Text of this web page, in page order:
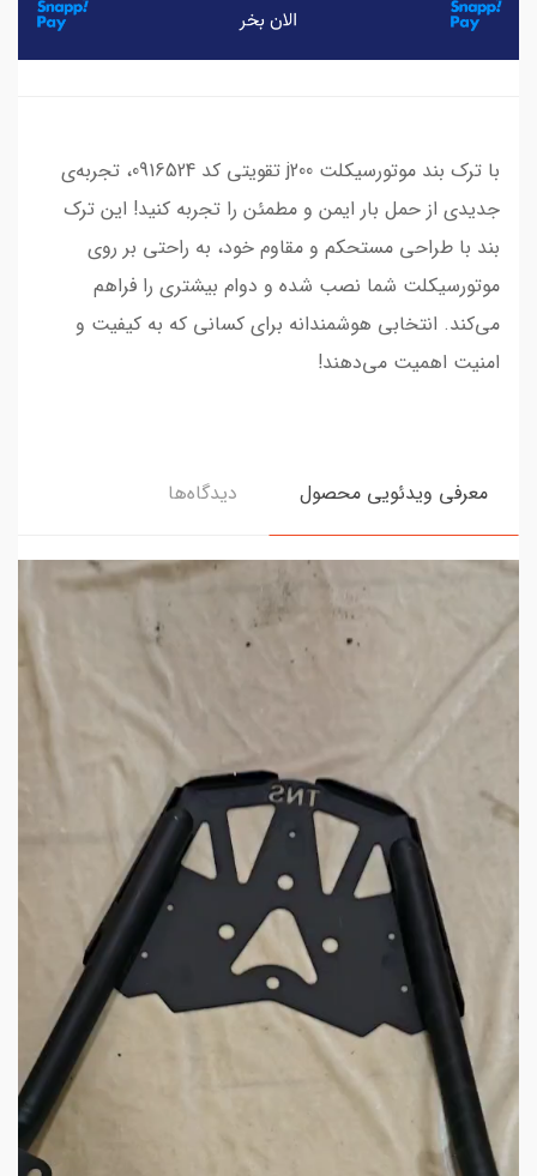
با ترک بند موتورسیکلت j200 تقویتی کد 0916524، تجربه‌ی
جدیدی از حمل بار ایمن و مطمئن را تجربه کنید! این ترک
بند با طراحی مستحکم و مقاوم خود، به راحتی بر روی
موتورسیکلت شما نصب شده و دوام بیشتری را فراهم
می‌کند. انتخابی هوشمندانه برای کسانی که به کیفیت و
امنیت اهمیت می‌دهند!
معرفی ویدئویی محصول دیدگاه‌ها